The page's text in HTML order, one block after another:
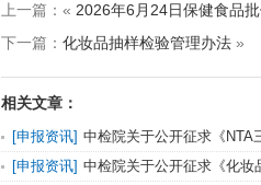
上一篇：« 2026年6月24日保健食品
下一篇： 化妆品抽样检验管理办法 »
相关文章：
[申报资讯] 中检院关于公开征求《NTA
稿）》等9项化妆品标准意见的通知
[申报资讯] 中检院关于公开征求《化妆